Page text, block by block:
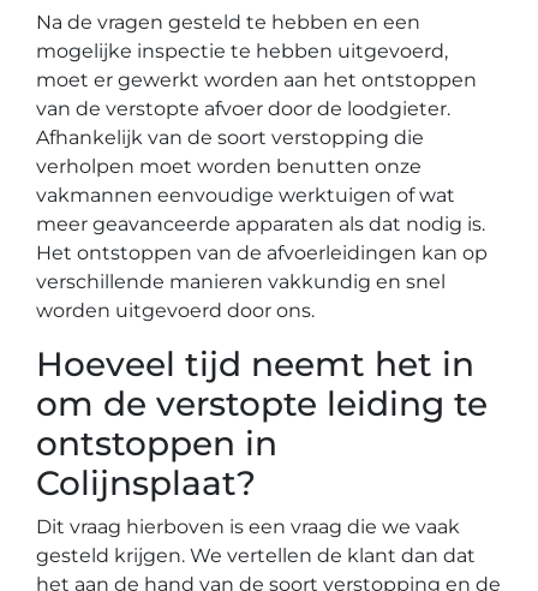
Na de vragen gesteld te hebben en een
mogelijke inspectie te hebben uitgevoerd,
moet er gewerkt worden aan het ontstoppen
van de verstopte afvoer door de loodgieter.
Afhankelijk van de soort verstopping die
verholpen moet worden benutten onze
vakmannen eenvoudige werktuigen of wat
meer geavanceerde apparaten als dat nodig is.
Het ontstoppen van de afvoerleidingen kan op
verschillende manieren vakkundig en snel
worden uitgevoerd door ons.
Hoeveel tijd neemt het in
om de verstopte leiding te
ontstoppen in
Colijnsplaat?
Dit vraag hierboven is een vraag die we vaak
gesteld krijgen. We vertellen de klant dan dat
het aan de hand van de soort verstopping en de